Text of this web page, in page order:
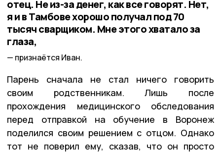
отец. Не из-за денег, как все говорят. Нет,
я и в Тамбове хорошо получал под 70
тысяч сварщиком. Мне этого хватало за
глаза,
признаётся Иван.
Парень сначала не стал ничего говорить
своим родственникам. Лишь после
прохождения медицинского обследования
перед отправкой на обучение в Воронеж
поделился своим решением с отцом. Однако
тот не поверил ему, сказав, что он просто